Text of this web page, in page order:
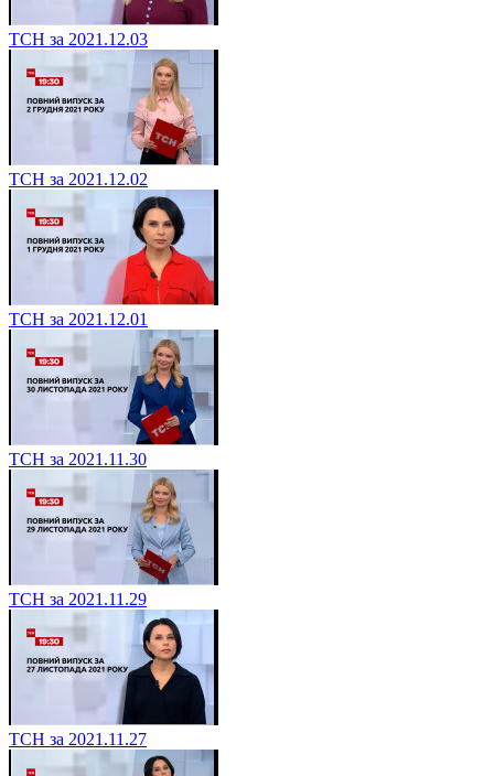
ТСН за 2021.12.03
ТСН за 2021.12.02
ТСН за 2021.12.01
ТСН за 2021.11.30
ТСН за 2021.11.29
ТСН за 2021.11.27